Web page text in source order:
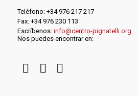
Teléfono: +34 976 217 217
Fax: +34 976 230 113
Escríbenos: info@centro-pignatelli.org
Nos puedes encontrar en: